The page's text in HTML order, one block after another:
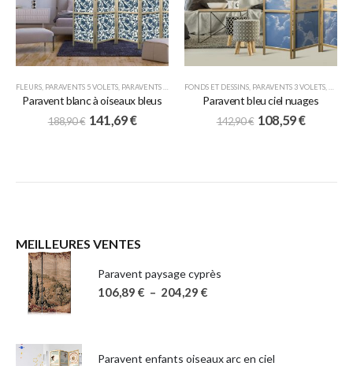
FLEURS, PARAVENTS 5 VOLETS, PARAVENTS JAPONAIS
Paravent blanc à oiseaux bleus
188,90€ 141,69€
FONDS ET DESSINS, PARAVENTS 3 VOLETS,
Paravent bleu ciel nuages
142,90€ 108,59€
MEILLEURES VENTES
Paravent paysage cyprès
106,89 € – 204,29 €
Paravent enfants oiseaux arc en ciel